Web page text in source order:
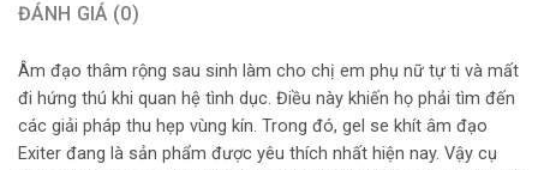
ĐÁNH GIÁ (0)
Âm đạo thâm rộng sau sinh làm cho chị em phụ nữ tự ti và mất
đi hứng thú khi quan hệ tình dục. Điều này khiến họ phải tìm đến
các giải pháp thu hẹp vùng kín. Trong đó, gel se khít âm đạo
Exiter đang là sản phẩm được yêu thích nhất hiện nay. Vậy cụ